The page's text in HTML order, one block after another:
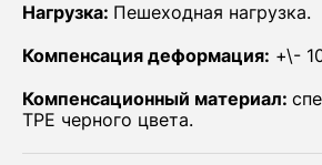
Нагрузка: Пешеходная нагрузка.
Компенсация деформация: +\-
Компенсационный материал:
TPE черного цвета.